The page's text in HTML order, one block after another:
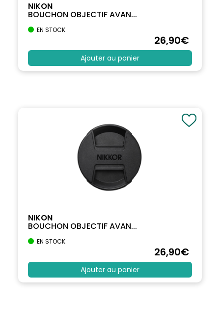
NIKON
BOUCHON OBJECTIF AVAN...
EN STOCK
26,90€
Ajouter au panier
NIKON
BOUCHON OBJECTIF AVAN...
EN STOCK
26,90€
Ajouter au panier